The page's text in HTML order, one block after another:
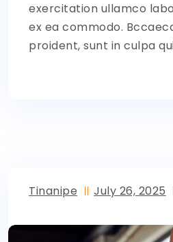
exercitation ullamco
ex ea commodo.
proident, sunt in culpa
Tinanipe July 26, 2025